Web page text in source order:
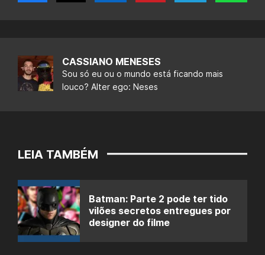
CASSIANO MENESES
Sou só eu ou o mundo está ficando mais
louco? Alter ego: Neses
LEIA TAMBÉM
Batman: Parte 2 pode ter tido
vilões secretos entregues por
designer do filme